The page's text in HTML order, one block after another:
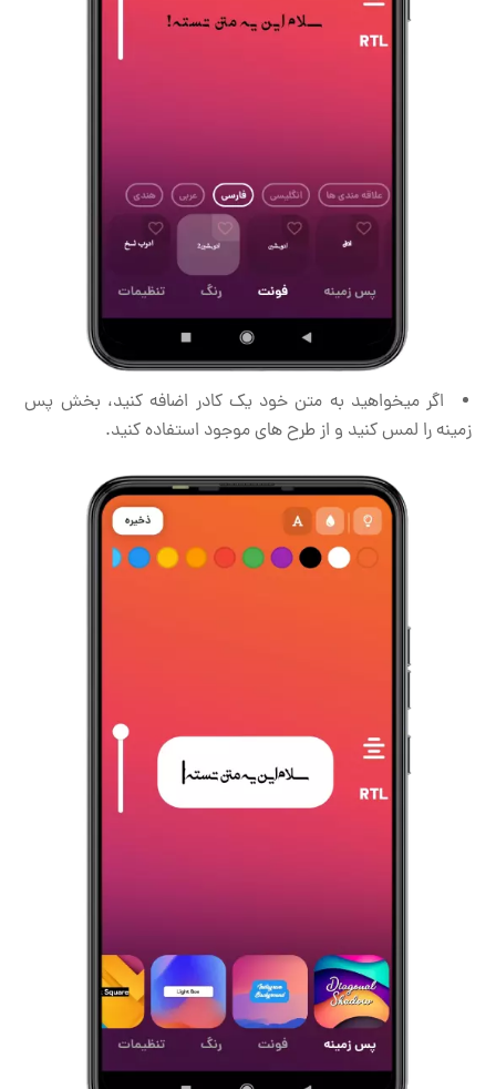
اگر میخواهید به متن خود یک کادر اضافه کنید، بخش پس
زمینه را لمس کنید و از طرح های موجود استفاده کنید.